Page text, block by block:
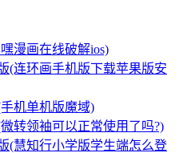
漫画在线破解ios)
(连环画手机版下载苹果版安
机单机版魔域)
转领袖可以正常使用了吗?)
(慧知行小学版学生端怎么登